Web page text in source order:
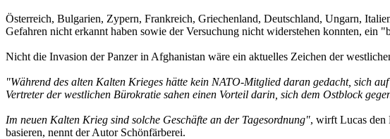
Österreich, Bulgarien, Zypern, Frankreich, Griechenland, Deutschland, Ungarn,
Gefahren nicht erkannt haben sowie der Versuchung nicht widerstehen konnten, ein
Nicht die Invasion der Panzer in Afghanistan wäre ein aktuelles Zeichen der
"Während des alten Kalten Krieges hätte kein NATO-Mitglied daran gedacht, sich
Vertreter der westlichen Bürokratie sahen einen Vorteil darin, sich dem Ostblock
Im neuen Kalten Krieg sind solche Geschäfte an der Tagesordnung", wirft Lucas den
basieren, nennt der Autor Schönfärberei.